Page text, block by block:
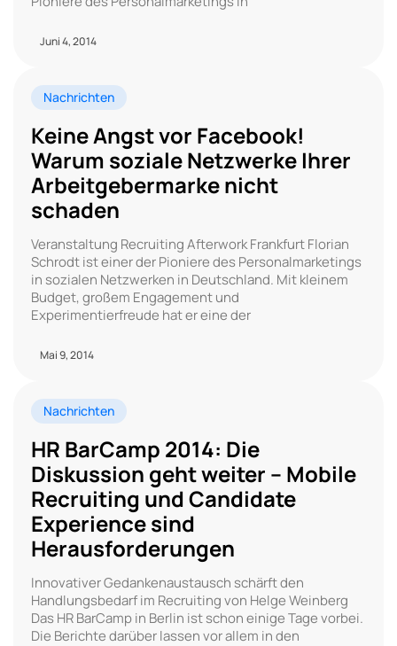
Juni 4, 2014
Nachrichten
Keine Angst vor Facebook!
Warum soziale Netzwerke Ihrer
Arbeitgebermarke nicht
schaden
Veranstaltung Recruiting Afterwork Frankfurt Florian
Schrodt ist einer der Pioniere des Personalmarketings
in sozialen Netzwerken in Deutschland. Mit kleinem
Budget, großem Engagement und
Experimentierfreude hat er eine der
Mai 9, 2014
Nachrichten
HR BarCamp 2014: Die
Diskussion geht weiter – Mobile
Recruiting und Candidate
Experience sind
Herausforderungen
Innovativer Gedankenaustausch schärft den
Handlungsbedarf im Recruiting von Helge Weinberg
Das HR BarCamp in Berlin ist schon einige Tage vorbei.
Die Berichte darüber lassen vor allem in den